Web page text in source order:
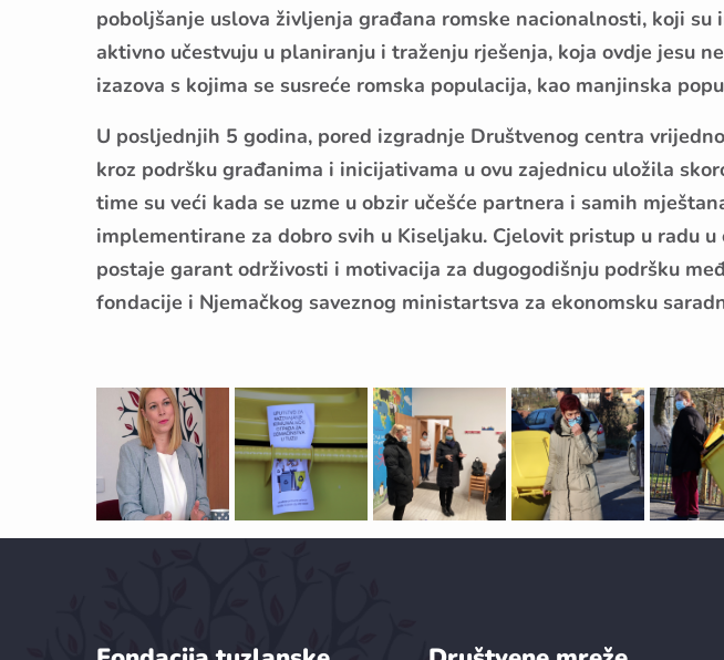
poboljšanje uslova življenja građana romske nacionalnosti, koji
aktivno učestvuju u planiranju i traženju rješenja, koja ovdje jesu
izazova s kojima se susreće romska populacija, kao manjinska
U posljednjih 5 godina, pored izgradnje Društvenog centra
kroz podršku građanima i inicijativama u ovu zajednicu uložila
time su veći kada se uzme u obzir učešće partnera i samih
implementirane za dobro svih u Kiseljaku. Cjelovit pristup u radu
postaje garant održivosti i motivacija za dugogodišnju podršku
fondacije i Njemačkog saveznog ministartsva za ekonomsku